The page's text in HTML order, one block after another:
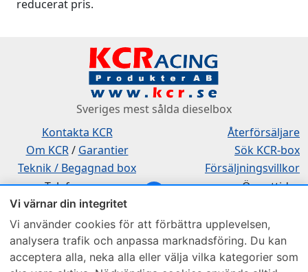
Vi värnar din integritet
Vi använder cookies för att förbättra upplevelsen,
analysera trafik och anpassa marknadsföring. Du kan
acceptera alla, neka alla eller välja vilka kategorier som
reducerat pris.
Sveriges mest sålda dieselbox
Kontakta KCR
Om KCR/ Garantier
Teknik / Begagnad box
Återförsäljare
Sök KCR-box
Försäljningsvillkor
Telefon
0515-801 50
Öppettider
Fredag 8:00-11:30